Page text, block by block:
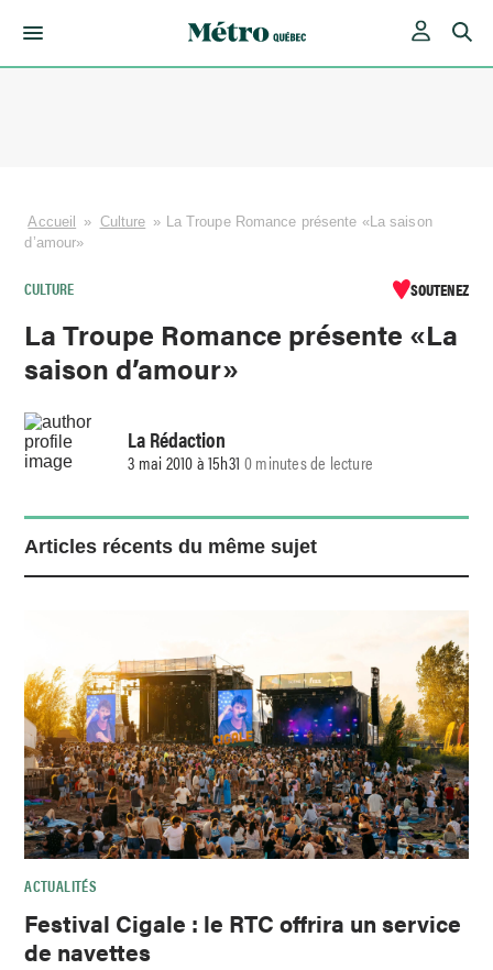
Accueil » Culture » La Troupe Romance présente «La saison
d’amour»
CULTURE SOUTENEZ
La Troupe Romance présente «La
saison d’amour»
La Rédaction
3 mai 2010 à 15h31 0 minutes de lecture
Articles récents du même sujet
ACTUALITÉS
Festival Cigale : le RTC offrira un service
de navettes